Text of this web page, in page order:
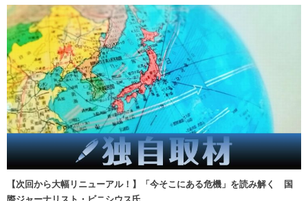
【次回から大幅リニューアル！】「今そこにある危機」を読み解く 国